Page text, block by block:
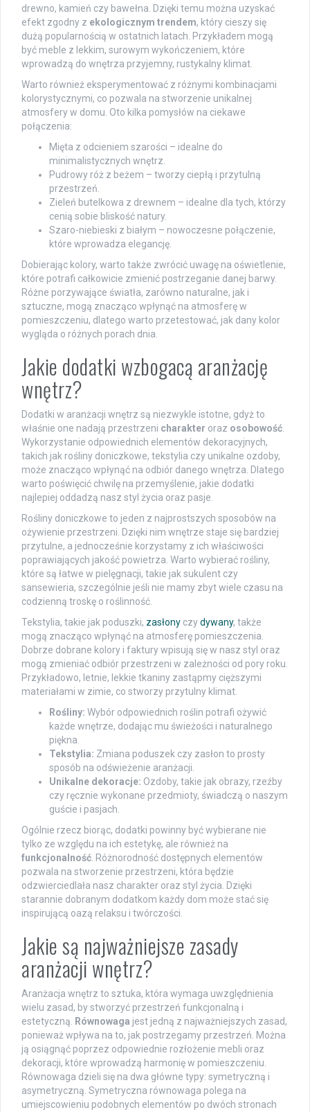
drewno, kamień czy bawełna. Dzięki temu można uzyskać
efekt zgodny z ekologicznym trendem, który cieszy się
dużą popularnością w ostatnich latach. Przykładem mogą
być meble z lekkim, surowym wykończeniem, które
wprowadzą do wnętrza przyjemny, rustykalny klimat.
Warto również eksperymentować z różnymi kombinacjami
kolorystycznymi, co pozwala na stworzenie unikalnej
atmosfery w domu. Oto kilka pomysłów na ciekawe
połączenia:
Mięta z odcieniem szarości – idealne do
minimalistycznych wnętrz.
Pudrowy róż z beżem – tworzy ciepłą i przytulną
przestrzeń.
Zieleń butelkowa z drewnem – idealne dla tych, którzy
cenią sobie bliskość natury.
Szaro-niebieski z białym – nowoczesne połączenie,
które wprowadza elegancję.
Dobierając kolory, warto także zwrócić uwagę na oświetlenie,
które potrafi całkowicie zmienić postrzeganie danej barwy.
Różne porzywające światła, zarówno naturalne, jak i
sztuczne, mogą znacząco wpłynąć na atmosferę w
pomieszczeniu, dlatego warto przetestować, jak dany kolor
wygląda o różnych porach dnia.
Jakie dodatki wzbogacą aranżację
wnętrz?
Dodatki w aranżacji wnętrz są niezwykle istotne, gdyż to
właśnie one nadają przestrzeni charakter oraz osobowość.
Wykorzystanie odpowiednich elementów dekoracyjnych,
takich jak rośliny doniczkowe, tekstylia czy unikalne ozdoby,
może znacząco wpłynąć na odbiór danego wnętrza. Dlatego
warto poświęcić chwilę na przemyślenie, jakie dodatki
najlepiej oddadzą nasz styl życia oraz pasje.
Rośliny doniczkowe to jeden z najprostszych sposobów na
ożywienie przestrzeni. Dzięki nim wnętrze staje się bardziej
przytulne, a jednocześnie korzystamy z ich właściwości
poprawiających jakość powietrza. Warto wybierać rośliny,
które są łatwe w pielęgnacji, takie jak sukulent czy
sansewieria, szczególnie jeśli nie mamy zbyt wiele czasu na
codzienną troskę o roślinność.
Tekstylia, takie jak poduszki, zasłony czydywany, także
mogą znacząco wpłynąć na atmosferę pomieszczenia.
Dobrze dobrane kolory i faktury wpisują się w nasz styl oraz
mogą zmieniać odbiór przestrzeni w zależności od pory roku.
Przykładowo, letnie, lekkie tkaniny zastąpmy cięższymi
materiałami w zimie, co stworzy przytulny klimat.
Rośliny: Wybór odpowiednich roślin potrafi ożywić
każde wnętrze, dodając mu świeżości i naturalnego
piękna.
Tekstylia: Zmiana poduszek czy zasłon to prosty
sposób na odświeżenie aranżacji.
Unikalne dekoracje: Ozdoby, takie jak obrazy, rzeźby
czy ręcznie wykonane przedmioty, świadczą o naszym
guście i pasjach.
Ogólnie rzecz biorąc, dodatki powinny być wybierane nie
tylko ze względu na ich estetykę, ale również na
funkcjonalność. Różnorodność dostępnych elementów
pozwala na stworzenie przestrzeni, która będzie
odzwierciedlała nasz charakter oraz styl życia. Dzięki
starannie dobranym dodatkom każdy dom może stać się
inspirującą oazą relaksu i twórczości.
Jakie są najważniejsze zasady
aranżacji wnętrz?
Aranżacja wnętrz to sztuka, która wymaga uwzględnienia
wielu zasad, by stworzyć przestrzeń funkcjonalną i
estetyczną. Równowaga jest jedną z najważniejszych zasad,
ponieważ wpływa na to, jak postrzegamy przestrzeń. Można
ją osiągnąć poprzez odpowiednie rozłożenie mebli oraz
dekoracji, które wprowadzą harmonię w pomieszczeniu.
Równowaga dzieli się na dwa główne typy: symetryczną i
asymetryczną. Symetryczna równowaga polega na
umiejscowieniu podobnych elementów po dwóch stronach